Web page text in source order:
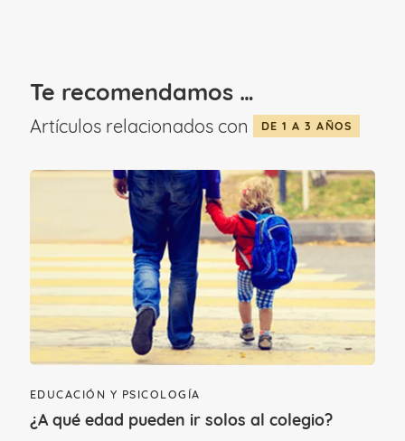
Fomentan la interacción y el desarrollo
social.
Te recomendamos …
Artículos relacionados con DE 1 A 3 AÑOS
EDUCACIÓN Y PSICOLOGÍA
¿A qué edad pueden ir solos al colegio?